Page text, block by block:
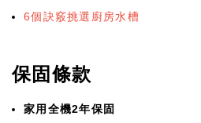
6個訣竅挑選廚房水槽
保固條款
家用全機2年保固